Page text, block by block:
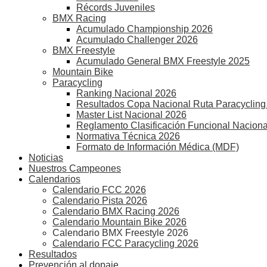
Récords Juveniles
BMX Racing
Acumulado Championship 2026
Acumulado Challenger 2026
BMX Freestyle
Acumulado General BMX Freestyle 2025
Mountain Bike
Paracycling
Ranking Nacional 2026
Resultados Copa Nacional Ruta
Master List Nacional 2026
Reglamento Clasificación Funcional Nacional
Normativa Técnica 2026
Formato de Información Médica (MDF)
Noticias
Nuestros Campeones
Calendarios
Calendario FCC 2026
Calendario Pista 2026
Calendario BMX Racing 2026
Calendario Mountain Bike 2026
Calendario BMX Freestyle 2026
Calendario FCC Paracycling 2026
Resultados
Prevención al dopaje